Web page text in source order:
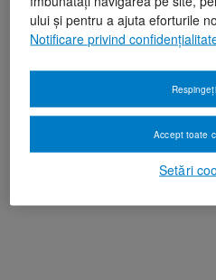
ului și pentru a ajuta eforturile
Notificare privind
Setări
Accept toate